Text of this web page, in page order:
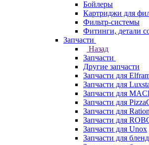
Бойлеры
Картриджи для
Фильтр-системы
Фитинги, детали
Запчасти
Назад
Запчасти
Другие запчасти
Запчасти для
Запчасти для
Запчасти для
Запчасти для
Запчасти для
Запчасти для
Запчасти для Unox
Запчасти для